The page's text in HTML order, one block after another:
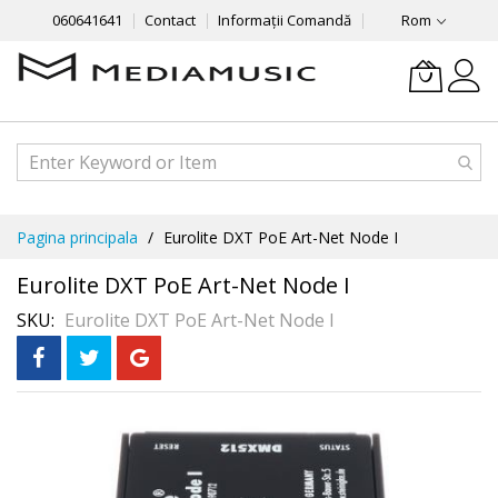
060641641 Contact Informații Comandă Rom
Continut
Pagina principala Eurolite DXT PoE Art-Net Node I
Eurolite DXT PoE Art-Net Node I
SKU Eurolite DXT PoE Art-Net Node I